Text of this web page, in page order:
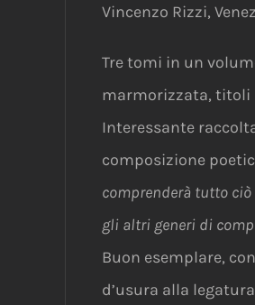
Vincenzo Rizzi,
Tre tomi in un
marmorizzata, titoli
Interessante
composizione
comprenderà tutto
gli altri generi di
Buon esemplare,
d’usura alla